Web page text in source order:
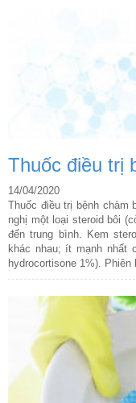
Thuốc điều trị
14/04/2020
Thuốc điều trị bệnh chàm
nghị một loại steroid bôi
đến trung bình. Kem
khác nhau; ít mạnh nhất
hydrocortisone 1%).